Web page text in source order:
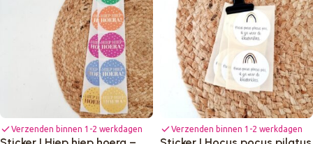
checkVerzenden binnen 1-2 werkdagen checkVerzenden binnen 1-2 werkdagen